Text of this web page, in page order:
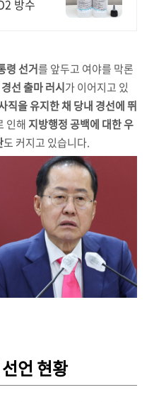
방수
령 선거를 앞두고 여야를 막론
선 출마 러시가 이어지고 있
직을 유지한 채 당내 경선에 뛰
인해지방행정 공백에 대한 우
도 커지고 있습니다.
언 현황